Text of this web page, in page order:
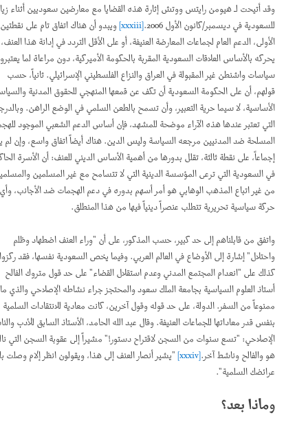
وقد أتيحت لـ هيومن رايتس ووتش إثارة هذه القضايا مع معارضين سعوديين أثناء زيارة
للسعودية في ديسمبر/كانون الأول 2006.
[xxxiii]
ويبدو أن هناك اتفاق تام على نقطتين.
الأولى، الدعم العام لجماعات المعارضة العنيفة، أو على الأقل التردد في إدانة هذا العنف،
يحركه بالأساس العلاقات السعودية المقربة بالحكومة الأميركية، دون مراعاة لما يعتبرونه
سياسات واشنطن غير المقبولة في العراق والنزاع الفلسطيني الإسرائيلي. ثانياً، حسب
قولهم، أن على الحكومة السعودية أن تكف عن قمعها المنهجي للحقوق المدنية والسياسية
الأساسية، لا سيما حرية التعبير، وأن تسمح بالطعن السلمي في الوضع الراهن. وبالدرجة
التي تعتبر عندها هذه الآراء موضحة للمشهد، فإن أساس الدعم الشعبي الموجود للهجمات
المسلحة ضد المدنيين مرجعه السياسة وليس الدين. هناك أيضاً اتفاق واسع، وإن لم يكن
إجماعاً، على نقطة ثالثة، تقلل بدورها من أهمية الأساس الديني للعنف: أن الأسرة الحاكمة
في السعودية التي ترعى المؤسسة الدينية التي لا تتسامح مع غير المسلمين والمسلمين
من غير اتباع المذهب الوهابي هو أمر أسهم بدوره في دعم الهجمات ضد الأجانب، وأي
حركة سياسية تحريرية تتطلب عنصراً دينياً فيها من هذا المنطلق.
واتفق من قابلناهم إلى حد كبير، حسب المذكور، على أن "وراء العنف اضطهاد وظلم
واحتلال" إشارة إلى الأوضاع في العالم العربي. وفيما يخص السعودية نفسها، فقد ركزوا
كذلك على "انعدام المجتمع المدني وعدم استقلال القضاء" على حد قول متروك الفالح
أستاذ العلوم السياسية بجامعة الملك سعود والمحتجز جراء نشاطه الإصلاحي والذي ما زال
ممنوعاً من السفر. الدولة، على حد قوله وقول آخرين، كانت معادية للانتقادات السلمية
بنفس قدر معاداتها للجماعات العنيفة. وقال عبد الله الحامد، الأستاذ السابق للأدب والناشط
الإصلاحي: "تسع سنوات من السجن لاقتراح دستور!" مشيراً إلى عقوبة السجن التي نالته
هو والفالح وناشط آخر.[xxxiv]
"يشير أنصار العنف إلى هذا، ويقولون انظر إلام وصلت بك
عرائضك السلمية".
وماذا بعد؟